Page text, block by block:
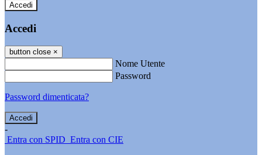
Accedi
Accedi
button close ×
Nome Utente
Password
Password dimenticata?
-
Entra con SPID Entra con CIE